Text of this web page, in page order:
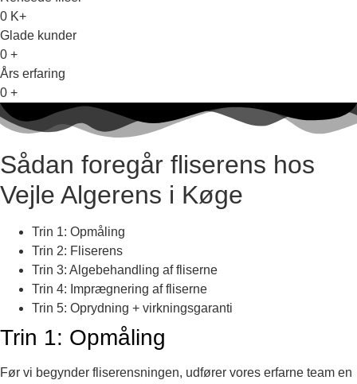
0 K+
Glade kunder
0 +
Års erfaring
0 +
Sådan foregår fliserens hos
Vejle Algerens i Køge
Trin 1: Opmåling
Trin 2: Fliserens
Trin 3: Algebehandling af fliserne
Trin 4: Imprægnering af fliserne
Trin 5: Oprydning + virkningsgaranti
Trin 1: Opmåling
Før vi begynder fliserensningen, udfører vores erfarne team en